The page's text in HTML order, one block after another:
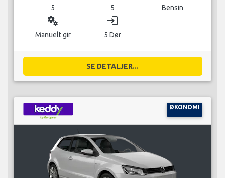
5 5 Bensin
miscellaneous_services
Manuelt gir
login
5 Dør
SE DETALJER...
ØKONOMI